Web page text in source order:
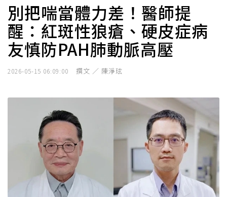
別把喘當體力差！醫師提
醒：紅斑性狼瘡、硬皮症病
友慎防PAH肺動脈高壓
2026-05-15 06:09:00 撰文 ／ 陳淨玹